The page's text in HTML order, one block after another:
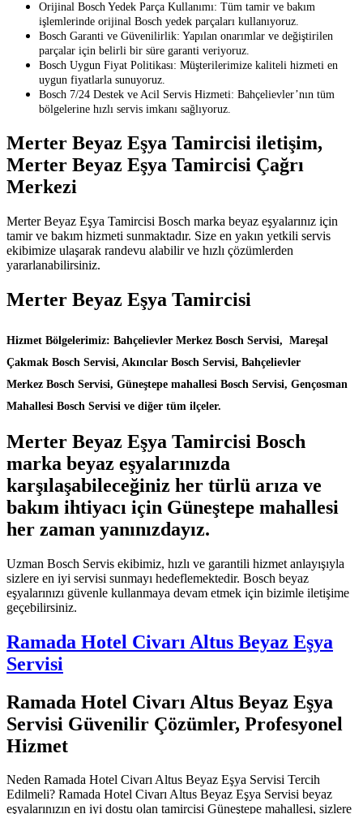
Orijinal Bosch Yedek Parça Kullanımı: Tüm tamir ve bakım
işlemlerinde orijinal Bosch yedek parçaları kullanıyoruz.
Bosch Garanti ve Güvenilirlik: Yapılan onarımlar ve değiştirilen
parçalar için belirli bir süre garanti veriyoruz.
Bosch Uygun Fiyat Politikası: Müşterilerimize kaliteli hizmeti en
uygun fiyatlarla sunuyoruz.
Bosch 7/24 Destek ve Acil Servis Hizmeti: Bahçelievler’nın tüm
bölgelerine hızlı servis imkanı sağlıyoruz.
Merter Beyaz Eşya Tamircisi iletişim,
Merter Beyaz Eşya Tamircisi Çağrı
Merkezi
Merter Beyaz Eşya Tamircisi Bosch marka beyaz eşyalarınız için
tamir ve bakım hizmeti sunmaktadır. Size en yakın yetkili servis
ekibimize ulaşarak randevu alabilir ve hızlı çözümlerden
yararlanabilirsiniz.
Merter Beyaz Eşya Tamircisi
Hizmet Bölgelerimiz: Bahçelievler Merkez Bosch Servisi, Mareşal
Çakmak Bosch Servisi, Akıncılar Bosch Servisi, Bahçelievler
Merkez Bosch Servisi, Güneştepe mahallesi Bosch Servisi, Gençosman
Mahallesi Bosch Servisi ve diğer tüm ilçeler.
Merter Beyaz Eşya Tamircisi Bosch
marka beyaz eşyalarınızda
karşılaşabileceğiniz her türlü arıza ve
bakım ihtiyacı için Güneştepe mahallesi
her zaman yanınızdayız.
Uzman Bosch Servis ekibimiz, hızlı ve garantili hizmet anlayışıyla
sizlere en iyi servisi sunmayı hedeflemektedir. Bosch beyaz
eşyalarınızı güvenle kullanmaya devam etmek için bizimle iletişime
geçebilirsiniz.
Ramada Hotel Civarı Altus Beyaz Eşya
Servisi
Ramada Hotel Civarı Altus Beyaz Eşya
Servisi Güvenilir Çözümler, Profesyonel
Hizmet
Neden Ramada Hotel Civarı Altus Beyaz Eşya Servisi Tercih
Edilmeli? Ramada Hotel Civarı Altus Beyaz Eşya Servisi beyaz
eşyalarınızın en iyi dostu olan tamircisi Güneştepe mahallesi, sizlere